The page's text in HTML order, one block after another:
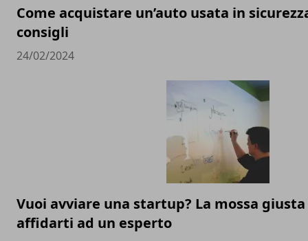
Come acquistare un’auto usata in
consigli
24/02/2024
Vuoi avviare una startup? La mossa
affidarti ad un esperto